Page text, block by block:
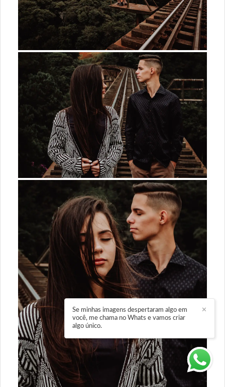
✕
Se minhas imagens despertaram algo em
você, me chama no Whats e vamos criar
algo único.